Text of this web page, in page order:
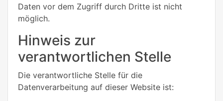
Daten vor dem Zugriff durch Dritte ist nicht
möglich.
Hinweis zur
verantwortlichen Stelle
Die verantwortliche Stelle für die
Datenverarbeitung auf dieser Website ist: